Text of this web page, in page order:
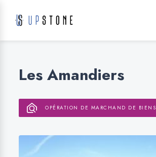
Les Amandiers
OPÉRATION DE MARCHAND DE BIENS